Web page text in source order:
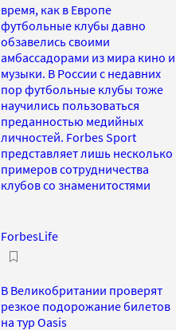
время, как в Европе
футбольные клубы давно
обзавелись своими
амбассадорами из мира кино и
музыки. В России с недавних
пор футбольные клубы тоже
научились пользоваться
преданностью медийных
личностей. Forbes Sport
представляет лишь несколько
примеров сотрудничества
клубов со знаменитостями
ForbesLife
В Великобритании проверят
резкое подорожание билетов
на тур Oasis